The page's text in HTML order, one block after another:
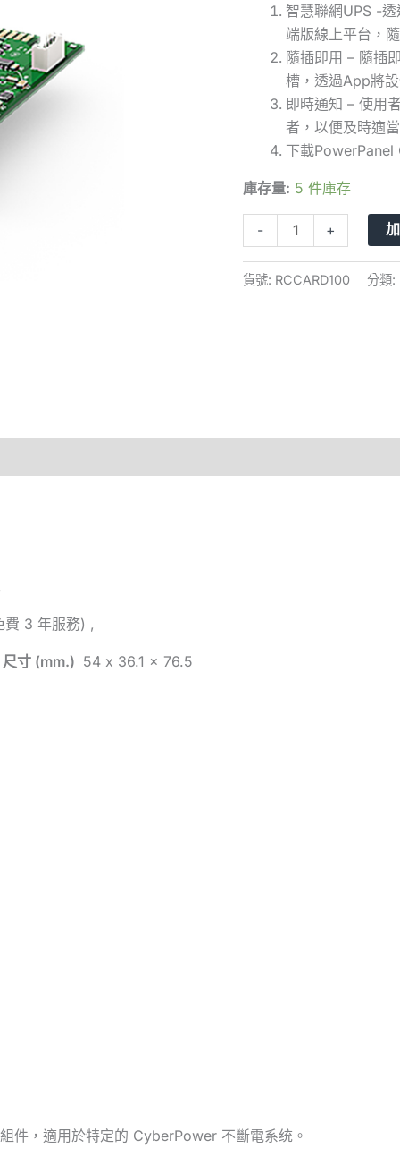
智慧聯網UPS -
端版線上平台，
隨插即用 – 隨插
槽，透過App將
即時通知 – 使用
者，以便及時適
下載
庫存量: 5 件庫存
- +
貨號: RCCARD100 分類:
3 年服務) ,
尺寸 (mm.) 54 x 36.1 x 76.5
件，適用於特定的 CyberPower 不斷電系统。